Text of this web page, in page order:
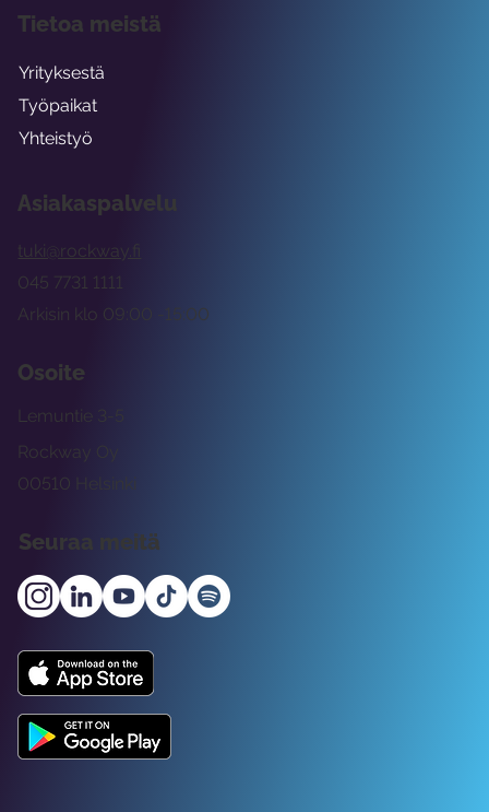
Asiakaspalvelu
tuki@rockway.fi
Arkisin klo 09:00 -15:00
045 7731 1111
Osoite
Rockway Oy
Lemuntie 3-5
00510 Helsinki
Seuraa meitä
Tietoa meistä
Yrityksestä
Työpaikat
Yhteistyö